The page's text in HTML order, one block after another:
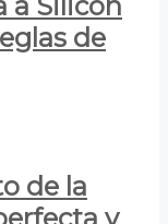
de
de la